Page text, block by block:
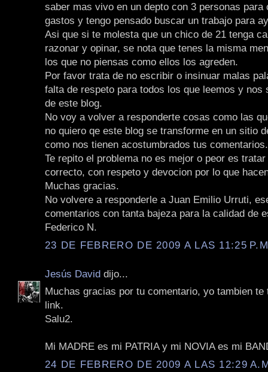
saber mas vivo en un depto con 3 personas para
gastos y tengo pensado buscar un trabajo para
Asi que si te molesta que un chico de 21 tenga
razonar y opinar, se nota que tenes la misma
los que no piensas como ellos los agreden.
Por favor trata de no escribir o insinuar malas
falta de respeto para todos los que leemos y nos
de este blog.
No voy a volver a responderte cosas como las
no quiero qe este blog se transforme en un sitio
como nos tienen acostumbrados tus comentarios.
Te repito el problema no es mejor o peor es
correcto, con respeto y devocion por lo que
Muchas gracias.
No volvere a responderle a Juan Emilio Urruti,
comentarios con tanta bajeza para la calidad de
Federico N.
23 DE FEBRERO DE 2009 A LAS 11:25
Jesús David dijo...
Muchas gracias por tu comentario, yo tambien te
link.
Salu2.
Mi MADRE es mi PATRIA y mi NOVIA es mi
24 DE FEBRERO DE 2009 A LAS 12:29